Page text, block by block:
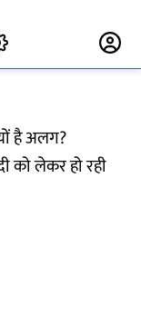
है अलग?
को लेकर हो रही